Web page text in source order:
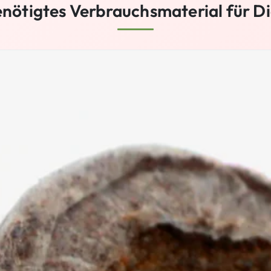
Verbrauchsmaterial für